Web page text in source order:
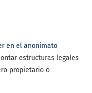
en el anonimato
estructuras legales
propietario o